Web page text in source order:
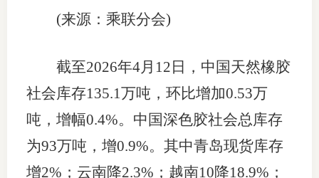
(来源：乘联分会)
截至2026年4月12日，中国天然橡胶
社会库存135.1万吨，环比增加0.53万
吨，增幅0.4%。中国深色胶社会总库存
为93万吨，增0.9%。其中青岛现货库存
增2%；云南降2.3%；越南10降18.9%；